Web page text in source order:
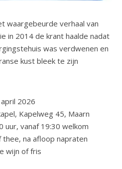
waargebeurde verhaal van
in 2014 de krant haalde nadat
was verdwenen en
kust bleek te zijn
2026
Kapelweg 45, Maarn
vanaf 19:30 welkom
afloop napraten
of fris